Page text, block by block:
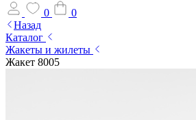
0
0
Назад
Каталог
Жакеты и жилеты
Жакет 8005